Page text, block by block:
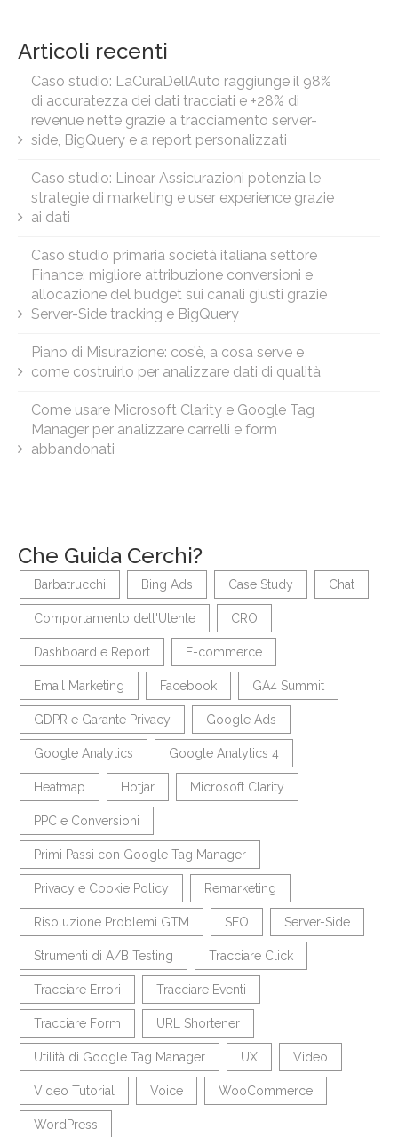
Articoli recenti
Caso studio: LaCuraDellAuto raggiunge il 98%
di accuratezza dei dati tracciati e +28% di
revenue nette grazie a tracciamento server-
side, BigQuery e a report personalizzati
Caso studio: Linear Assicurazioni potenzia le
strategie di marketing e user experience grazie
ai dati
Caso studio primaria società italiana settore
Finance: migliore attribuzione conversioni e
allocazione del budget sui canali giusti grazie
Server-Side tracking e BigQuery
Piano di Misurazione: cos’è, a cosa serve e
come costruirlo per analizzare dati di qualità
Come usare Microsoft Clarity e Google Tag
Manager per analizzare carrelli e form
abbandonati
Che Guida Cerchi?
Barbatrucchi Bing Ads Case Study Chat
Comportamento dell'Utente CRO
Dashboard e Report E-commerce
Email Marketing Facebook GA4 Summit
GDPR e Garante Privacy Google Ads
Google Analytics Google Analytics 4
Heatmap Hotjar Microsoft Clarity
PPC e Conversioni
Primi Passi con Google Tag Manager
Privacy e Cookie Policy Remarketing
Risoluzione Problemi GTM SEO Server-Side
Strumenti di A/B Testing Tracciare Click
Tracciare Errori Tracciare Eventi
Tracciare Form URL Shortener
Utilità di Google Tag Manager UX Video
Video Tutorial Voice WooCommerce
WordPress